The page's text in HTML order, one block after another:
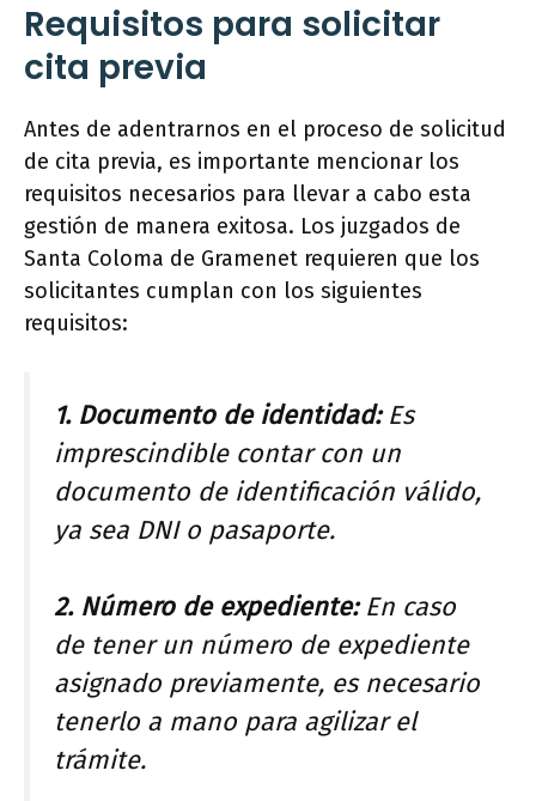
Requisitos para solicitar
cita previa
Antes de adentrarnos en el proceso de solicitud
de cita previa, es importante mencionar los
requisitos necesarios para llevar a cabo esta
gestión de manera exitosa. Los juzgados de
Santa Coloma de Gramenet requieren que los
solicitantes cumplan con los siguientes
requisitos:
1. Documento de identidad:Es
imprescindible contar con un
documento de identificación válido,
ya sea DNI o pasaporte.
2. Número de expediente:En caso
de tener un número de expediente
asignado previamente, es necesario
tenerlo a mano para agilizar el
trámite.